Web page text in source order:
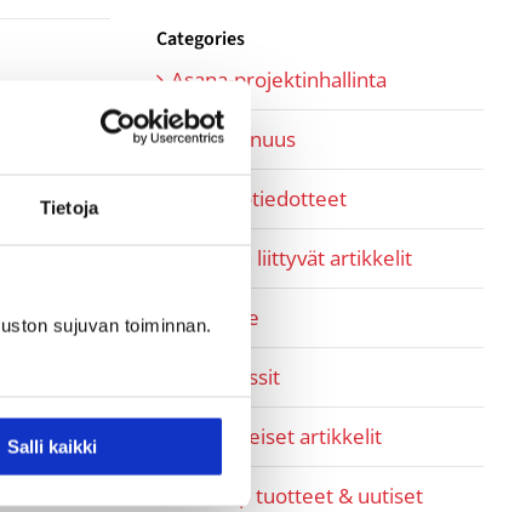
Tietoja
sujuvan toiminnan.
Salli kaikki
Categories
Asana-projektinhallinta
Kumppanuus
Lehdistötiedotteet
Myyntiin liittyvät artikkelit
Pipedrive
Referenssit
SaaS-aiheiset artikkelit
SaaShop tuotteet & uutiset